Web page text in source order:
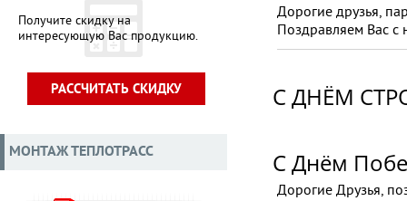
Дорогие друзья,
Поздравляем Вас
С ДНЁМ
С Днём
Дорогие Друзья,
Получите скидку на
интересующую Вас продукцию.
РАССЧИТАТЬ СКИДКУ
МОНТАЖ ТЕПЛОТРАСС